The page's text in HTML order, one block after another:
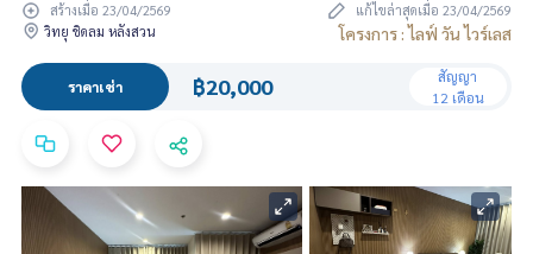
สร้างเมื่อ 23/04/2569
แก้ไขล่าสุดเมื่อ 23/04/2569
วิทยุ ชิดลม หลังสวน
โครงการ : ไลฟ์ วัน ไวร์เลส
ราคาเช่า ฿20,000
สัญญา
12 เดือน